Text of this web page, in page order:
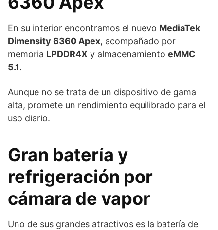
En su interior encontramos el nuevo MediaTek
Dimensity 6360 Apex, acompañado por
memoria LPDDR4X y almacenamiento eMMC
5.1.
Aunque no se trata de un dispositivo de gama
alta, promete un rendimiento equilibrado para el
uso diario.
Gran batería y
refrigeración por
cámara de vapor
Uno de sus grandes atractivos es la batería de